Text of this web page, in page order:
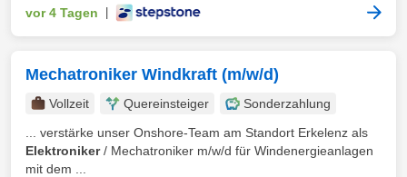
vor 4 Tagen
Mechatroniker Windkraft (m/w/d)
Vollzeit Quereinsteiger
Sonderzahlung
... verstärke unser Onshore-Team am Standort Erkelenz als
Elektroniker/ Mechatroniker m/w/d für Windenergieanlagen
mit dem ...